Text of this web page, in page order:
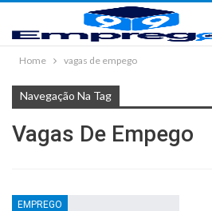
Home vagas de empego
Navegação Na Tag
Vagas De Empego
EMPREGO